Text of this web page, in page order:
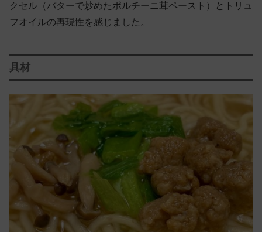
クセル（バターで炒めたポルチーニ茸ペースト）とトリュ
フオイルの再現性を感じました。
具材